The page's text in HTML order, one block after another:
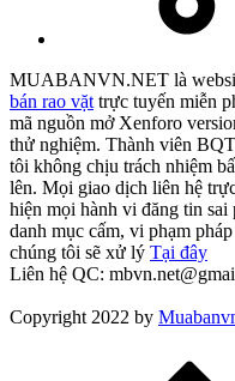
MUABANVN.NET là
bán rao vặt trực tuyến miễn
mã nguồn mở Xenforo
thử nghiệm. Thành viên
tôi không chịu trách nhiệm
lên. Mọi giao dịch liên hệ
hiện mọi hành vi đăng tin sai
danh mục cấm, vi phạm
chúng tôi sẽ xử lý Tại đây
Liên hệ QC:
Copyright 2022 by